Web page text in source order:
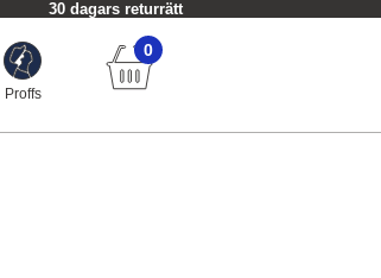
30 dagars returrätt
Proffs
0